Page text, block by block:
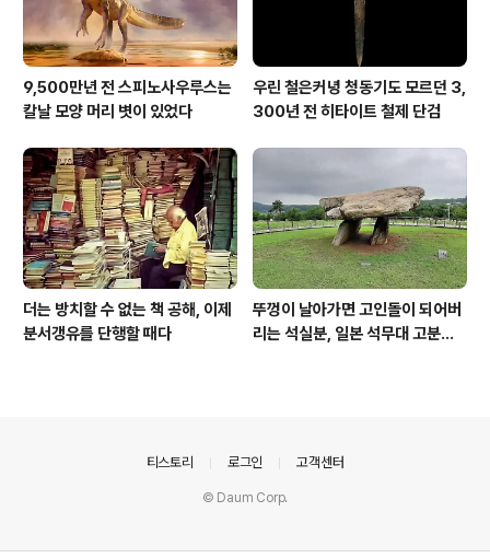
9,500만년 전 스피노사우루스는
칼날 모양 머리 볏이 있었다
우린 철은커녕 청동기도 모르던 3,
300년 전 히타이트 철제 단검
더는 방치할 수 없는 책 공해, 이제
분서갱유를 단행할 때다
뚜껑이 날아가면 고인돌이 되어버
리는 석실분, 일본 석무대 고분의
티스토리 로그인 고객센터
© Daum Corp.